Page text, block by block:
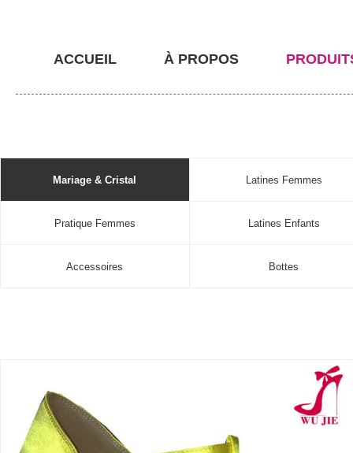
ACCUEIL À PROPOS
Mariage & Cristal Latines Femmes
Pratique Femmes Latines Enfants
Accessoires Bottes